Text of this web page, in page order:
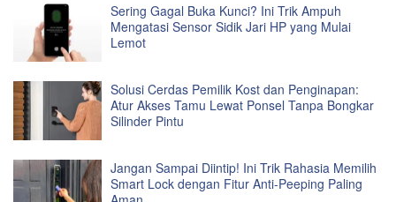
Sering Gagal Buka Kunci? Ini Trik Ampuh
Mengatasi Sensor Sidik Jari HP yang Mulai
Lemot
Solusi Cerdas Pemilik Kost dan Penginapan:
Atur Akses Tamu Lewat Ponsel Tanpa Bongkar
Silinder Pintu
Jangan Sampai Diintip! Ini Trik Rahasia Memilih
Smart Lock dengan Fitur Anti-Peeping Paling